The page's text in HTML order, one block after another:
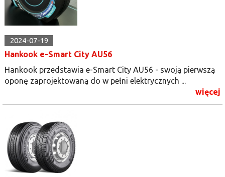
2024-07-19
Hankook e-Smart City AU56
Hankook przedstawia e-Smart City AU56 - swoją pierwszą
oponę zaprojektowaną do w pełni elektrycznych ...
więcej